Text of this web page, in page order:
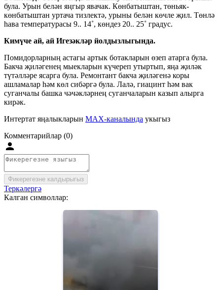
була. Урын белән яңгыр явачак. Көнбатыштан, төньяк-
көнбатыштан уртача тизлектә, урыны белән көчле җил. Төнлә
һава температурасы 9.. 14˚, көндез 20.. 25˚ градус.
Кимүче ай, ай Игезәкләр йолдызлыгында.
Помидорларның астагы артык ботакларын өзеп атарга була.
Бакча җиләгенең мыекларын күчереп утыртып, яңа җиләк
түтәлләре ясарга була. Ремонтант бакча җиләгенә коры
ашламалар һәм көл сибәргә була. Лалә, гиацинт һәм вак
суганчалы башка чәчәкләрнең суганчаларын казып алырга
кирәк.
Интертат яңалыкларын MAX-каналында укыгыз
Комментарийлар (0)
Фикерегезне калдырыгыз
Теркәлергә
Калган символлар: